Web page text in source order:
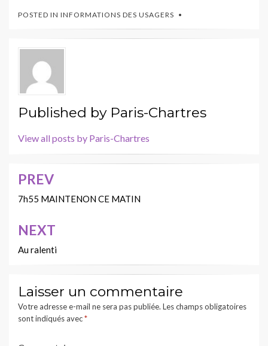
POSTED IN INFORMATIONS DES USAGERS
Published by Paris-Chartres
View all posts by Paris-Chartres
Navigation
de
l’article
PREV
7h55 MAINTENON CE MATIN
NEXT
Au ralenti
Laisser un commentaire
Votre adresse e-mail ne sera pas publiée. Les champs obligatoires
sont indiqués avec*